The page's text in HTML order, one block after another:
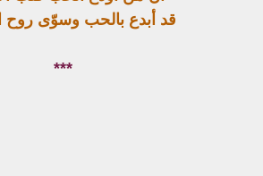
قد أبدع بالحب وسوّى روح
***